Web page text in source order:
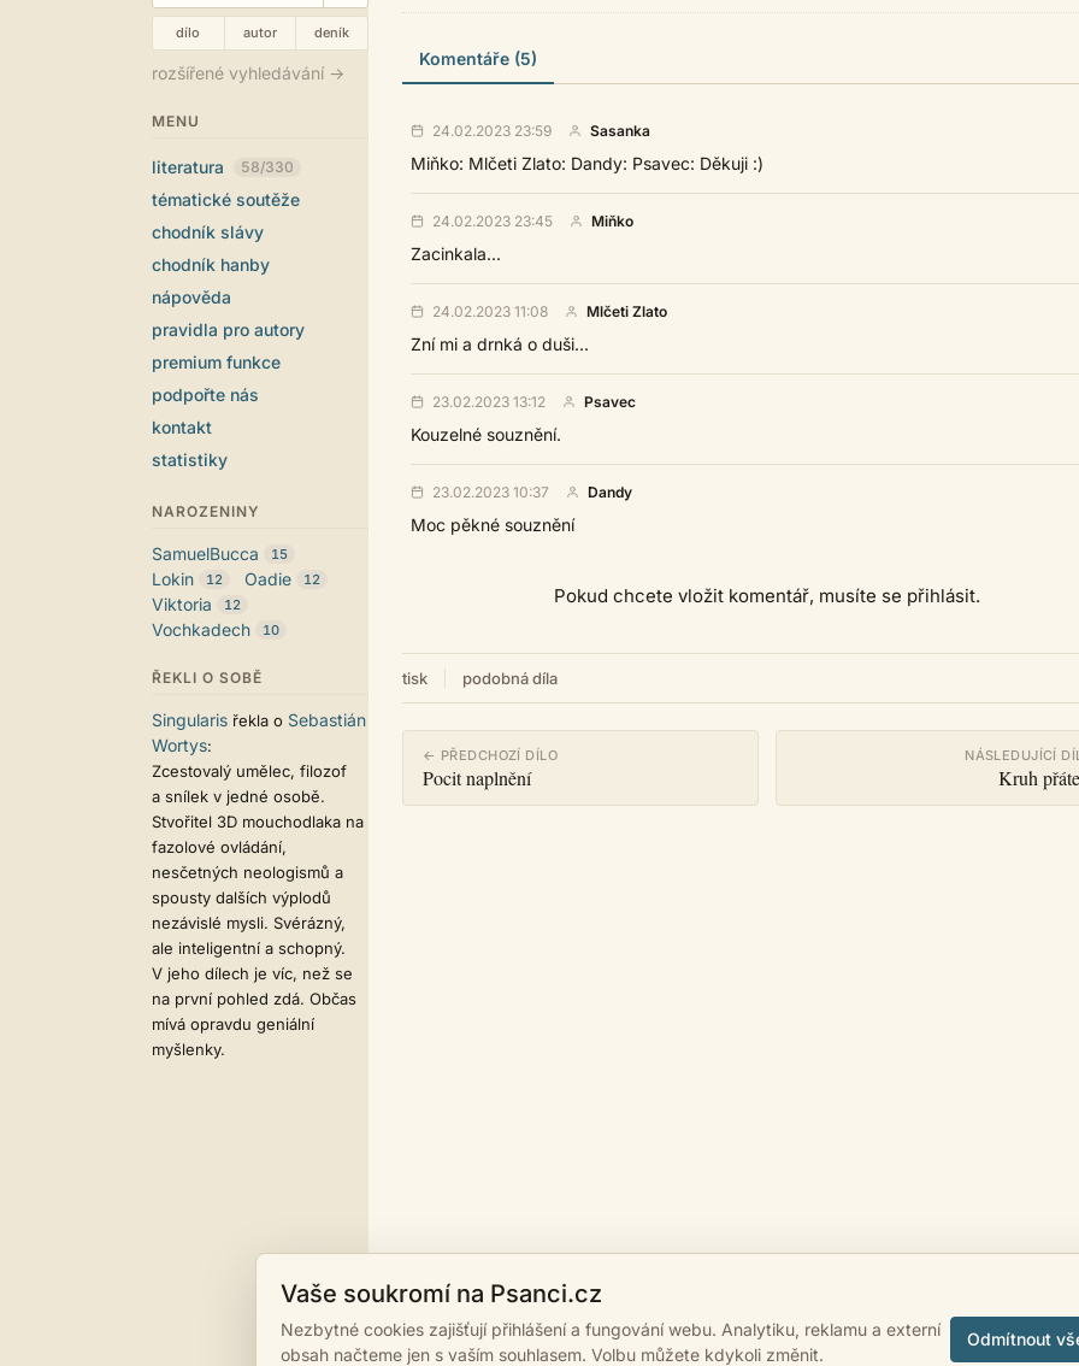
dílo autor deník
rozšířené vyhledávání →
MENU
literatura 58/330
tématické soutěže
chodník slávy
chodník hanby
nápověda
pravidla pro autory
premium funkce
podpořte nás
kontakt
statistiky
NAROZENINY
SamuelBucca 15
Lokin 12 Oadie 12
Viktoria 12
Vochkadech 10
ŘEKLI O SOBĚ
Singularis řekla o Sebastián
Wortys:
Zcestovalý umělec, filozof
a snílek v jedné osobě.
Stvořitel 3D mouchodlaka na
fazolové ovládání,
nesčetných neologismů a
spousty dalších výplodů
nezávislé mysli. Svérázný,
ale inteligentní a schopný.
V jeho dílech je víc, než se
na první pohled zdá. Občas
mívá opravdu geniální
myšlenky.
Komentáře (5)
24.02.2023 23:59 Sasanka
Miňko: Mlčeti Zlato: Dandy: Psavec: Děkuji :)
24.02.2023 23:45 Miňko
Zacinkala...
24.02.2023 11:08 Mlčeti Zlato
Zní mi a drnká o duši...
23.02.2023 13:12 Psavec
Kouzelné souznění.
23.02.2023 10:37 Dandy
Moc pěkné souznění
Pokud chcete vložit komentář, musíte se přihlásit.
tisk podobná díla
← PŘEDCHOZÍ DÍLO
Pocit naplnění
NÁSLEDUJÍCÍ
Kruh
Vaše soukromí na Psanci.cz
Nezbytné cookies zajišťují přihlášení a fungování webu. Analytiku, reklamu a externí
obsah načteme jen s vaším souhlasem. Volbu můžete kdykoli změnit.
Odmítnout